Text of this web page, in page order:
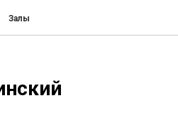
Залы